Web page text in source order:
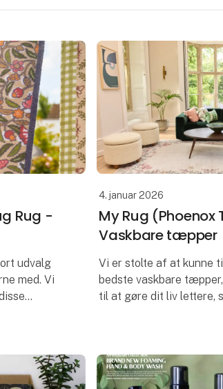
Rug -
udvalg
med. Vi
4. januar 2026
My Rug (Phoenox
Vaskbare tæpper
Vi er stolte af at kunne
bedste vaskbare
til at gøre dit liv lettere,
Uanset om du